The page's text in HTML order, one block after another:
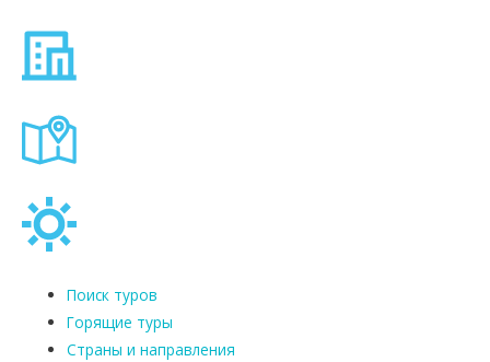
Поиск туров
Горящие туры
Страны и направления